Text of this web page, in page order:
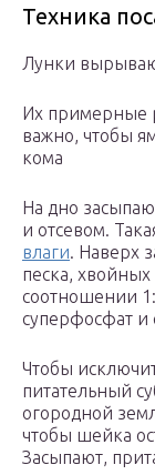
Техника
Лунки
Их примерные
важно, чтобы
кома
На дно
и отсевом.
влаги. Наверх
песка,
соотношении
суперфосфат и
Чтобы
питательный
огородной
чтобы шейка
Засыпают,